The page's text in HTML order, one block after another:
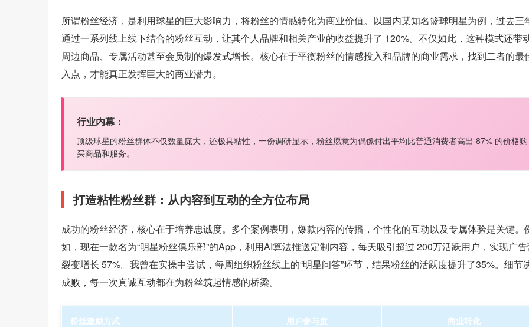
所谓粉丝经济，是利用球星的巨大影响力，将粉丝的情感转化为商业价值。以国内某知名篮球明星为例，过去三
通过一系列线上线下结合的粉丝互动，让其个人品牌和相关产业的收益提升了 120%。不仅如此，这种模式还带
周边商品、专属活动甚至会员制的爆发式增长。核心在于平衡粉丝的情感投入和品牌的商业需求，找到二者的最
入点，才能真正发挥巨大的商业潜力。
行业内幕：
顶级球星的粉丝群体不仅数量庞大，还极具粘性，一份调研显示，粉丝愿意为偶像付出平均比普通消费者高出 87% 的价格购
买商品和服务。
打造粘性粉丝群：从内容到互动的全方位布局
成功的粉丝经济，核心在于培养忠诚度。多个案例表明，爆款内容的传播，个性化的互动以及专属体验是关键。
如，现在一款名为“明星粉丝俱乐部”的App，利用AI算法推送定制内容，每天吸引超过 200万活跃用户，实现广
裂变增长 57%。我曾在实操中尝试，每周组织粉丝线上的“明星问答”环节，结果粉丝的活跃度提升了35%。细节
成败，每一次真诚互动都在为粉丝筑起情感的桥梁。
粉丝激励方式 用户参与度 商业转化